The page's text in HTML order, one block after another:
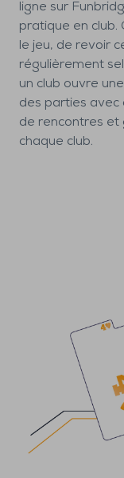
ligne sur
pratique en club.
le jeu, de revoir
régulièrement
un club ouvre
des parties avec
de rencontres et
chaque club.